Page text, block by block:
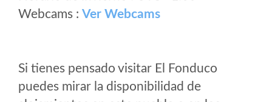
Webcams : Ver Webcams
Si tienes pensado visitar El Fonduco
puedes mirar la disponibilidad de